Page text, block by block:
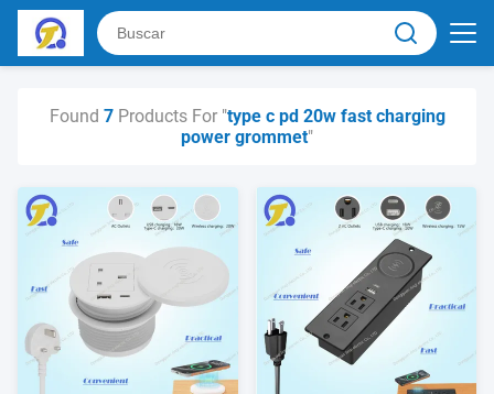
Found 7Products For "type c pd 20w fast charging
power grommet"